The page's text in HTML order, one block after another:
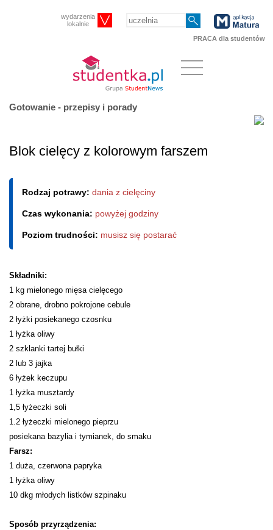
wydarzenia
lokalnie
PRACA dla studentów
Gotowanie - przepisy i porady
Blok cielęcy z kolorowym farszem
Rodzaj potrawy: dania z cielęciny
Czas wykonania: powyżej godziny
Poziom trudności: musisz się postarać
Składniki:
1 kg mielonego mięsa cielęcego
2 obrane, drobno pokrojone cebule
2 łyżki posiekanego czosnku
1 łyżka oliwy
2 szklanki tartej bułki
2 lub 3 jajka
6 łyżek keczupu
1 łyżka musztardy
1,5 łyżeczki soli
1.2 łyżeczki mielonego pieprzu
posiekana bazylia i tymianek, do smaku
Farsz:
1 duża, czerwona papryka
1 łyżka oliwy
10 dkg młodych listków szpinaku
Sposób przyrządzenia: